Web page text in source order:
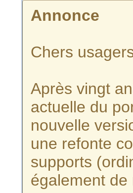
Annonce
Chers
Après vingt
actuelle du
nouvelle
une refonte
supports
également